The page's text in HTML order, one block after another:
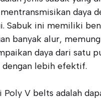
daya
Sabuk ini memiliki
banyak alur,
daya dari satu
dengan lebih efektif.
Poly V belts adalah